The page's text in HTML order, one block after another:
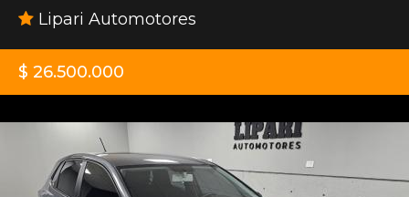
Lipari Automotores
$ 26.500.000